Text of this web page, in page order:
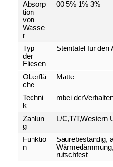
Absorp
tion
von
Wasse
r
00,5% 1% 3%
Typ
der
Fliesen
Steintäfel für den
Oberflä
che
Matte
Techni
k
mbei der
Zahlun
g
L/C,T/T,Western
Funktio
n
Säurebeständig,
rutschfest